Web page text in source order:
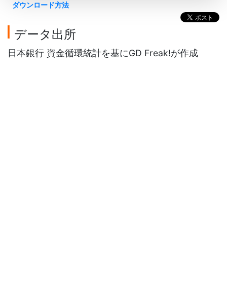
ダウンロード方法
データ出所
日本銀行 資金循環統計を基にGD Freak!が作成